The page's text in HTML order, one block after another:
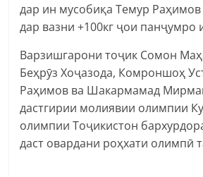
дар ин мусобиқа Темур
дар вазни +100кг ҷои панҷумро
Варзишгарони тоҷик Сомон
Беҳрӯз Хоҷазода, Комроншоҳ
Раҳимов ва Шакармамад
дастгирии молиявии олимпии
олимпии Тоҷикистон
даст овардани роҳхати олимпӣ